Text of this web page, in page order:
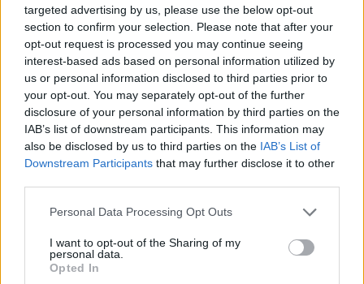
targeted advertising by us, please use the below opt-out
section to confirm your selection. Please note that after your
opt-out request is processed you may continue seeing
interest-based ads based on personal information utilized by
us or personal information disclosed to third parties prior to
your opt-out. You may separately opt-out of the further
disclosure of your personal information by third parties on the
IAB’s list of downstream participants. This information may
also be disclosed by us to third parties on the IAB’s List of
Downstream Participants that may further disclose it to other
Please note that this website/app uses one or more Google
not limited to your visit or usage behaviour. You may click to
grant or deny consent to Google and its third-party tags to
use your data for below specified purposes in below Google
Personal Data Processing Opt Outs
I want to opt-out of the Sharing of my
personal data.
Opted In